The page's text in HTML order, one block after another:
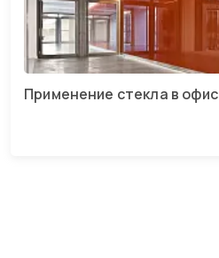
Применение стекла в